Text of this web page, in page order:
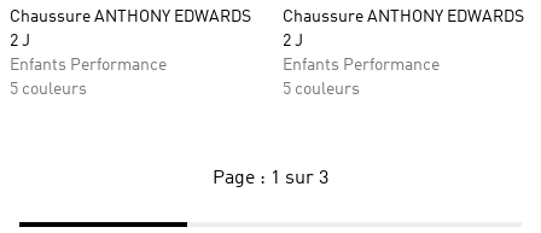
Chaussure ANTHONY EDWARDS
2 J
Enfants Performance
5 couleurs
Chaussure ANTHONY EDWARDS
2 J
Enfants Performance
5 couleurs
Page : 1 sur 3